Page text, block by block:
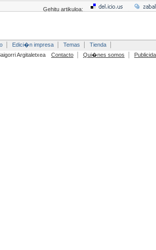
Gehitu artikuloa:
Edici�n impresa Temas
Tienda
Argitaletxea
Contacto Qui�nes somos